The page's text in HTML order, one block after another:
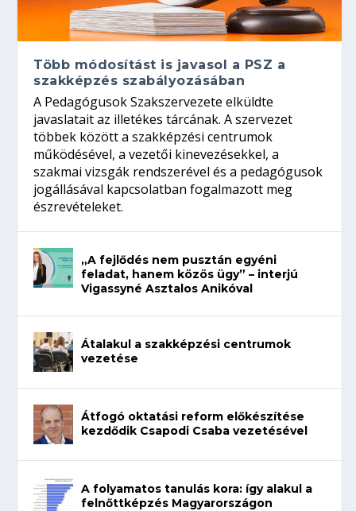
Több módosítást is javasol a PSZ a
szakképzés szabályozásában
A Pedagógusok Szakszervezete elküldte
javaslatait az illetékes tárcának. A szervezet
többek között a szakképzési centrumok
működésével, a vezetői kinevezésekkel, a
szakmai vizsgák rendszerével és a pedagógusok
jogállásával kapcsolatban fogalmazott meg
észrevételeket.
„A fejlődés nem pusztán egyéni
feladat, hanem közös ügy” – interjú
Vigassyné Asztalos Anikóval
Átalakul a szakképzési centrumok
vezetése
Átfogó oktatási reform előkészítése
kezdődik Csapodi Csaba vezetésével
A folyamatos tanulás kora: így alakul a
felnőttképzés Magyarországon